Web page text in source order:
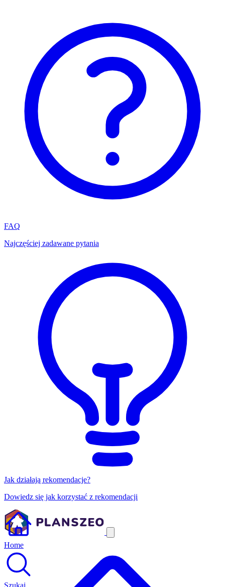
FAQ
Najczęściej zadawane pytania
Jak działają rekomendacje?
Dowiedz się jak korzystać z rekomendacji
Home
Szukaj